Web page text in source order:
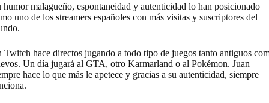
humor malagueño, espontaneidad y autenticidad lo han posicionado
uno de los streamers españoles con más visitas y suscriptores del
Twitch hace directos jugando a todo tipo de juegos tanto antiguos
Un día jugará al GTA, otro Karmarland o al Pokémon. Juan
hace lo que más le apetece y gracias a su autenticidad, siempre